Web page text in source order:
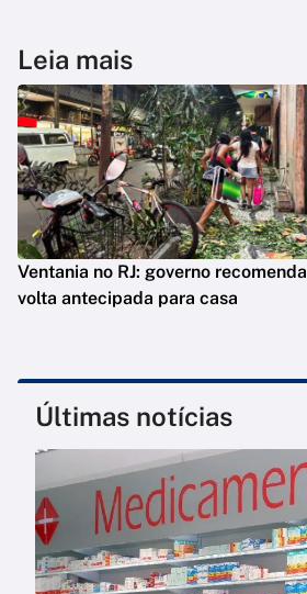
Leia mais
Ventania no RJ: governo recomenda
volta antecipada para casa
Últimas notícias